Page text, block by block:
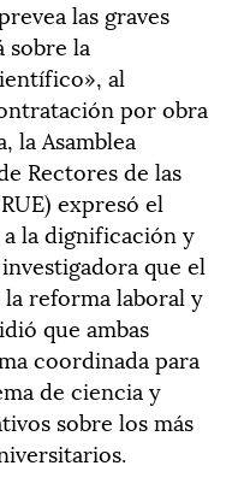
las graves
sobre la
al
por obra
la Asamblea
Rectores de las
expresó el
la dignificación y
que el
reforma laboral y
que ambas
coordinada para
de ciencia y
sobre los más